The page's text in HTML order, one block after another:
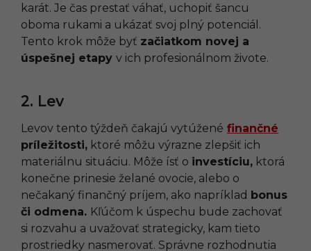
karát. Je čas prestať váhať, uchopiť šancu
oboma rukami a ukázať svoj plný potenciál.
Tento krok môže byť začiatkom novej a
úspešnej etapy v ich profesionálnom živote.
2. Lev
Levov tento týždeň čakajú vytúžené finančné
príležitosti, ktoré môžu výrazne zlepšiť ich
materiálnu situáciu. Môže ísť o investíciu, ktorá
konečne prinesie želané ovocie, alebo o
nečakaný finančný príjem, ako napríklad bonus
či odmena. Kľúčom k úspechu bude zachovať
si rozvahu a uvažovať strategicky, kam tieto
prostriedky nasmerovať. Správne rozhodnutia